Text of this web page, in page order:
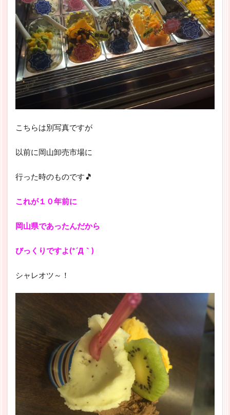
こちらは別写真ですが
以前に岡山卸売市場に
行った時のものです🎵
これが１０年前に
岡山県であったんだから
びっくりですよ(*´Д｀)
シャレオツ～！